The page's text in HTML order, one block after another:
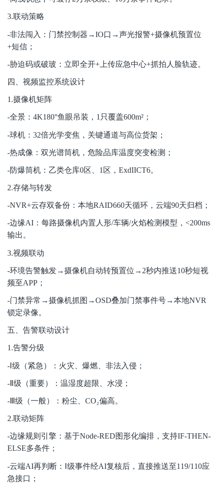
3.联动策略
-非法闯入：门禁控制器→IO口→声光报警+摄像机预置位
+短信；
-胁迫码或破玻：立即全开+上传应急中心+抓拍人脸轨迹。
四、视频监控系统设计
1.摄像机矩阵
-全景：4K180°鱼眼吊装，1只覆盖600m²；
-球机：32倍光学变焦，关键通道与高位货架；
-热成像：双光谱筒机，危险品库温度突变检测；
-防爆筒机：乙类仓库0区、1区，ExdIICT6。
2.存储与转发
-NVR+云存双备份：本地RAID660天循环，云端90天归档；
-边缘AI：每路摄像机内置人形/车辆/火焰检测模型，<200ms
输出。
3.视频联动
-环境告警触发→摄像机自动转预置位→2秒内推送10秒短视
频至APP；
-门禁异常→摄像机抓图→OSD叠加门禁事件号→本地NVR
锁定录像。
五、告警联动设计
1.告警分级
- Ⅰ级（紧急）：火灾、爆燃、非法入侵；
- Ⅱ级（重要）：温湿度超限、水浸；
-Ⅲ 级（一般）：粉尘、CO₂偏高。
2.联动矩阵
-边缘规则引擎：基于Node-RED图形化编排，支持IF-THEN-
ELSE多条件；
-云端AI再判断：Ⅰ级事件经AI复核后，直接推送至119/110应
急接口；